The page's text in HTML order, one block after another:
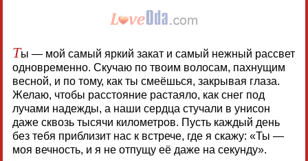
Ты — мой самый яркий закат и самый нежный рассвет
одновременно. Скучаю по твоим волосам, пахнущим
весной, и по тому, как ты смеёшься, закрывая глаза.
Желаю, чтобы расстояние растаяло, как снег под
лучами надежды, а наши сердца стучали в унисон
даже сквозь тысячи километров. Пусть каждый день
без тебя приблизит нас к встрече, где я скажу: «Ты —
моя вечность, и я не отпущу её даже на секунду».